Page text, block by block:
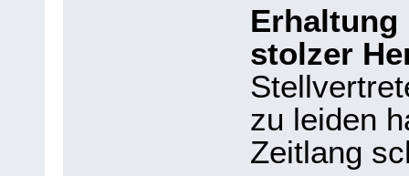
stolzer
zu leiden
Zeitlang